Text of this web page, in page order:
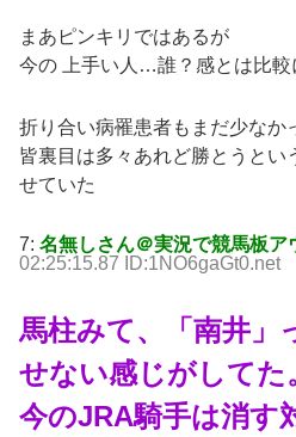
まあピンキリではあるが
今の 上手い人…誰？感とは比較
折り合い病罹患者もまだ少なか
皆裏目は多々あれど勝とうとい
せていた
7: 名無しさん＠実況で競馬板ア
02:25:15.87 ID:1NO6gaGt0.net
馬柱みて、「南井」
せない感じがしてた
今のJRA騎手は消す